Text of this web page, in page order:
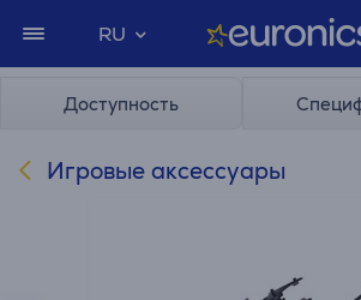
RU
Доступность
Игровые аксессуары